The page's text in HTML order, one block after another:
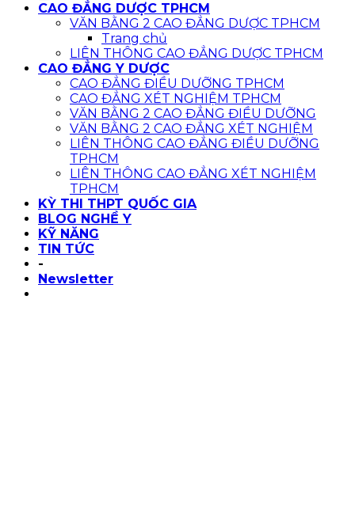
CAO ĐẲNG DƯỢC TPHCM
VĂN BẰNG 2 CAO ĐẲNG DƯỢC TPHCM
Trang chủ
LIÊN THÔNG CAO ĐẲNG DƯỢC TPHCM
CAO ĐẲNG Y DƯỢC
CAO ĐẲNG ĐIỀU DƯỠNG TPHCM
CAO ĐẲNG XÉT NGHIỆM TPHCM
VĂN BẰNG 2 CAO ĐẲNG ĐIỀU DƯỠNG
VĂN BẰNG 2 CAO ĐẲNG XÉT NGHIỆM
LIÊN THÔNG CAO ĐẲNG ĐIỀU DƯỠNG
TPHCM
LIÊN THÔNG CAO ĐẲNG XÉT NGHIỆM
TPHCM
KỲ THI THPT QUỐC GIA
BLOG NGHỀ Y
KỸ NĂNG
TIN TỨC
-
Newsletter